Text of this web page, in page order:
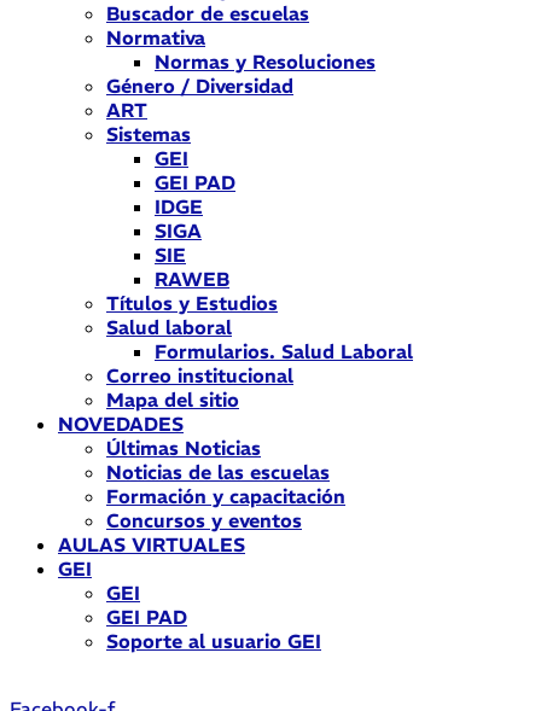
Buscador de escuelas
Normativa
Normas y Resoluciones
Género / Diversidad
ART
Sistemas
GEI
GEI PAD
IDGE
SIGA
SIE
RAWEB
Títulos y Estudios
Salud laboral
Formularios. Salud Laboral
Correo institucional
Mapa del sitio
NOVEDADES
Últimas Noticias
Noticias de las escuelas
Formación y capacitación
Concursos y eventos
AULAS VIRTUALES
GEI
GEI
GEI PAD
Soporte al usuario GEI